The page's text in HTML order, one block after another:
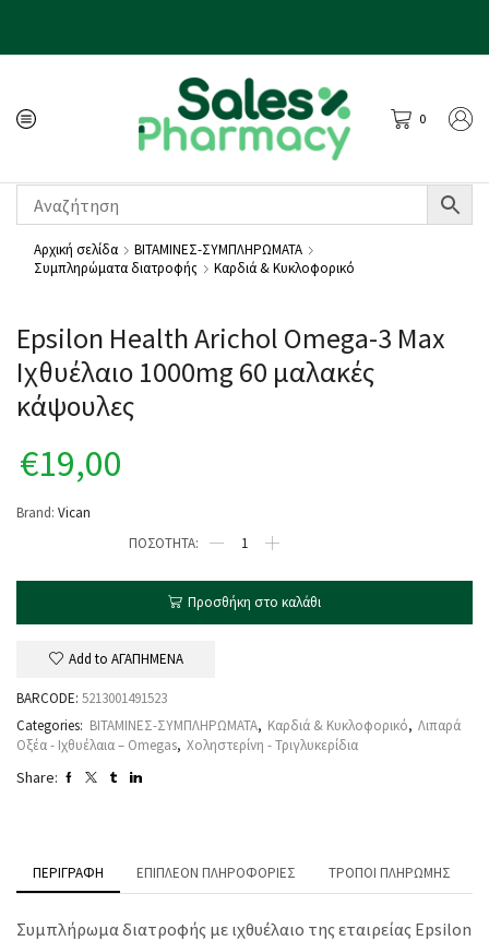
0
Αρχική σελίδα
ΒΙΤΑΜΙΝΕΣ-ΣΥΜΠΛΗΡΩΜΑΤΑ
Συμπληρώματα διατροφής
Καρδιά & Κυκλοφορικό
Epsilon Health Arichol Omega-3 Max
Ιχθυέλαιο 1000mg 60 μαλακές
κάψουλες
€19,00
Brand: Vican
Προσθήκη στο καλάθι
Add to ΑΓΑΠΗΜΕΝΑ
BARCODE: 5213001491523
Categories: ΒΙΤΑΜΙΝΕΣ-ΣΥΜΠΛΗΡΩΜΑΤΑ, Καρδιά & Κυκλοφορικό, Λιπαρά
Οξέα - Ιχθυέλαια – Omegas, Χοληστερίνη - Τριγλυκερίδια
Share:
ΠΕΡΙΓΡΑΦΉ ΕΠΙΠΛΈΟΝ ΠΛΗΡΟΦΟΡΊΕΣ ΤΡΌΠΟΙ ΠΛΗΡΩΜΉΣ
Συμπλήρωμα διατροφής με ιχθυέλαιο της εταιρείας Epsilon